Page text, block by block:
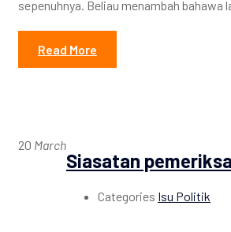
sepenuhnya. Beliau menambah bahawa
Read More
20 March
Siasatan
Categories Isu Politik